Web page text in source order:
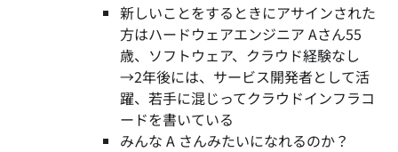
新しいことをするときにアサインされた
方はハードウェアエンジニア Aさん55
歳、ソフトウェア、クラウド経験なし
→2年後には、サービス開発者として活
躍、若手に混じってクラウドインフラコ
ードを書いている
みんな A さんみたいになれるのか？